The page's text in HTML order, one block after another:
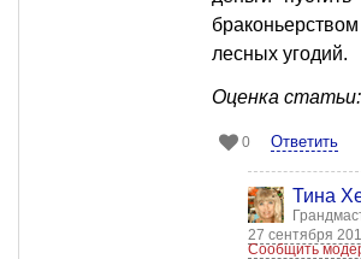
лесных угодий.
Оценка
0 Ответить
Тина
27 сентября
Сообщить